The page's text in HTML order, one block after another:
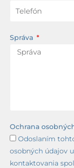
Správa
Ochrana
Odoslaním
osobných údajov
kontaktovania